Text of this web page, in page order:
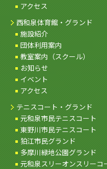
アクセス
西和泉体育館・グランド
施設紹介
団体利用案内
教室案内（スクール）
お知らせ
イベント
アクセス
テニスコート・グランド
元和泉市民テニスコート
東野川市民テニスコート
狛江市民グランド
多摩川緑地公園グランド
元和泉スリーオンスリーコ